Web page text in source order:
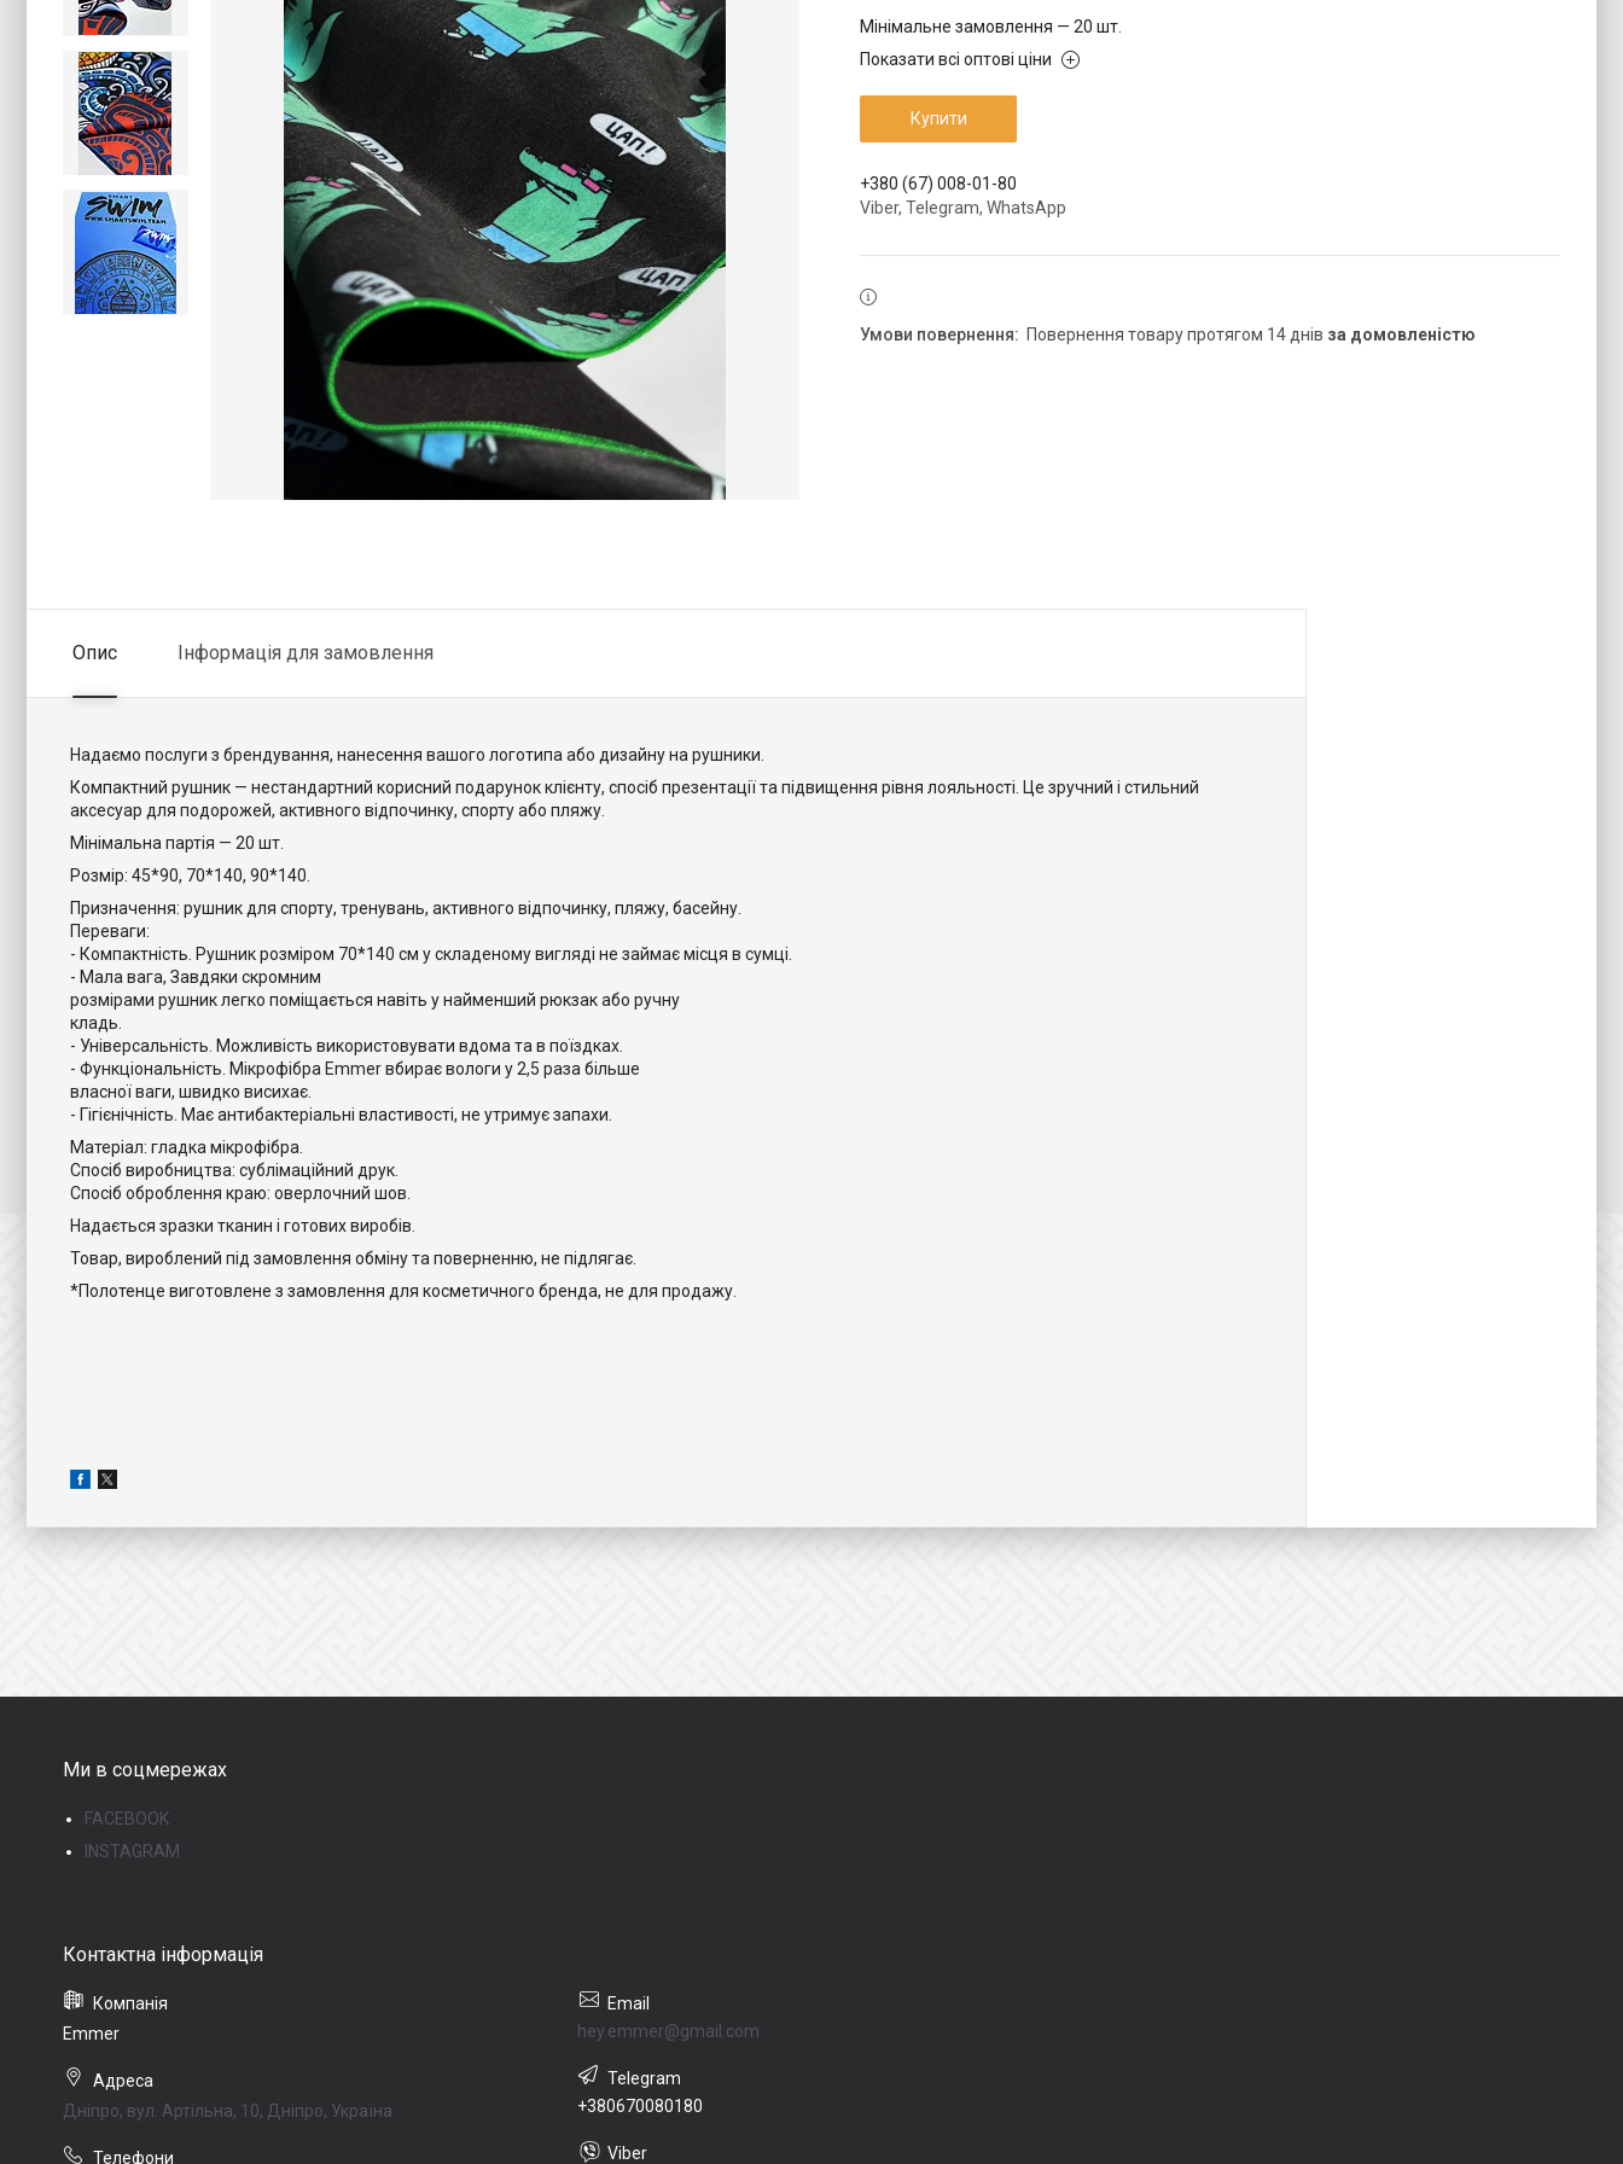
Мінімальне замовлення — 20 шт.
Показати всі оптові ціни
Купити
+380 (67) 008-01-80
Viber, Telegram, WhatsApp
повернення товару протягом 14 днів за домовленістю
Опис Інформація для замовлення
Надаємо послуги з брендування, нанесення вашого логотипа або дизайну на рушники.
Компактний рушник — нестандартний корисний подарунок клієнту, спосіб презентації та підвищення рівня лояльності. Це зручний і стильний
аксесуар для подорожей, активного відпочинку, спорту або пляжу.
Мінімальна партія — 20 шт.
Розмір: 45*90, 70*140, 90*140.
Призначення: рушник для спорту, тренувань, активного відпочинку, пляжу, басейну.
Переваги:
- Компактність. Рушник розміром 70*140 см у складеному вигляді не займає місця в сумці.
- Мала вага, Завдяки скромним
розмірами рушник легко поміщається навіть у найменший рюкзак або ручну
кладь.
- Універсальність. Можливість використовувати вдома та в поїздках.
- Функціональність. Мікрофібра Emmer вбирає вологи у 2,5 раза більше
власної ваги, швидко висихає.
- Гігієнічність. Має антибактеріальні властивості, не утримує запахи.
Матеріал: гладка мікрофібра.
Спосіб виробництва: сублімаційний друк.
Спосіб оброблення краю: оверлочний шов.
Надається зразки тканин і готових виробів.
Товар, вироблений під замовлення обміну та поверненню, не підлягає.
*Полотенце виготовлене з замовлення для косметичного бренда, не для продажу.
Ми в соцмережах
FACEBOOK
INSTAGRAM
Emmer
Дніпро, вул. Артільна, 10, Дніпро, Україна
hey.emmer@gmail.com
+380670080180